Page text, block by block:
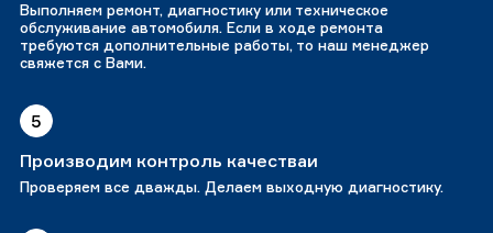
Выполняем ремонт, диагностику или техническое
обслуживание автомобиля. Если в ходе ремонта
требуются дополнительные работы, то наш менеджер
свяжется с Вами.
5
Производим контроль качестваи
Проверяем все дважды. Делаем выходную диагностику.